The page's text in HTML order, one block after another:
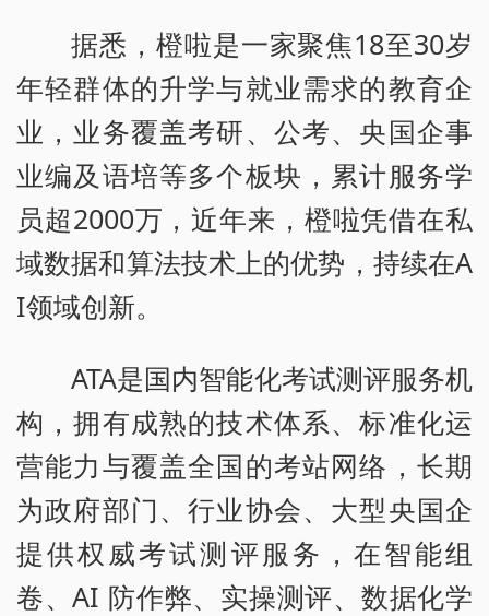
据悉，橙啦是一家聚焦18至30岁
年轻群体的升学与就业需求的教育企
业，业务覆盖考研、公考、央国企事
业编及语培等多个板块，累计服务学
员超2000万，近年来，橙啦凭借在私
域数据和算法技术上的优势，持续在A
I领域创新。
ATA是国内智能化考试测评服务机
构，拥有成熟的技术体系、标准化运
营能力与覆盖全国的考站网络，长期
为政府部门、行业协会、大型央国企
提供权威考试测评服务，在智能组
卷、AI 防作弊、实操测评、数据化学